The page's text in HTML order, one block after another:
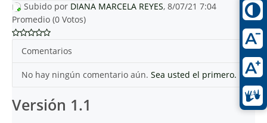
Subido por DIANA MARCELA REYES, 8/07/21 7:04
Promedio (0 Votos)
Comentarios
No hay ningún comentario aún. Sea usted el primero.
Versión 1.1